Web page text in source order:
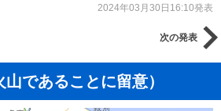
2024年03月30日16:10発表
次の発表
であることに留意）